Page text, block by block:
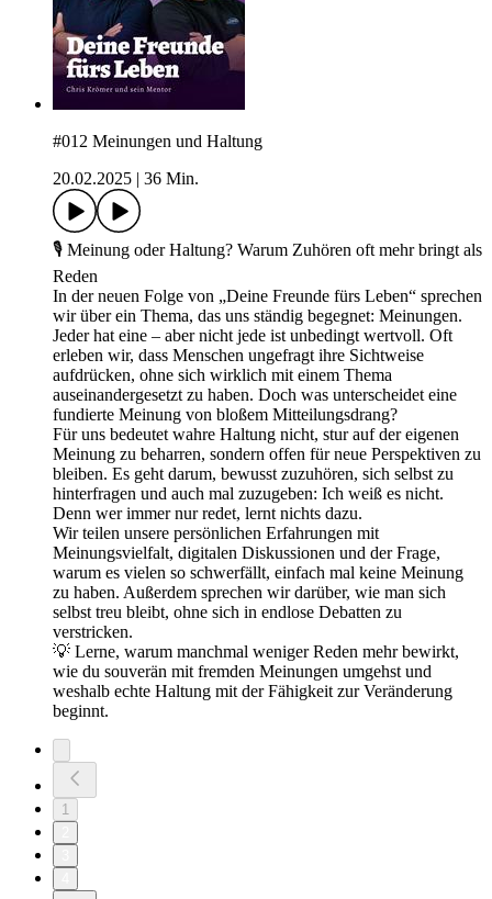
#012 Meinungen und Haltung
20.02.2025
36 Min.
🎙️ Meinung oder Haltung? Warum Zuhören oft mehr bringt als
Reden
In der neuen Folge von „Deine Freunde fürs Leben“ sprechen
wir über ein Thema, das uns ständig begegnet: Meinungen.
Jeder hat eine – aber nicht jede ist unbedingt wertvoll. Oft
erleben wir, dass Menschen ungefragt ihre Sichtweise
aufdrücken, ohne sich wirklich mit einem Thema
auseinandergesetzt zu haben. Doch was unterscheidet eine
fundierte Meinung von bloßem Mitteilungsdrang?
Für uns bedeutet wahre Haltung nicht, stur auf der eigenen
Meinung zu beharren, sondern offen für neue Perspektiven zu
bleiben. Es geht darum, bewusst zuzuhören, sich selbst zu
hinterfragen und auch mal zuzugeben: Ich weiß es nicht.
Denn wer immer nur redet, lernt nichts dazu.
Wir teilen unsere persönlichen Erfahrungen mit
Meinungsvielfalt, digitalen Diskussionen und der Frage,
warum es vielen so schwerfällt, einfach mal keine Meinung
zu haben. Außerdem sprechen wir darüber, wie man sich
selbst treu bleibt, ohne sich in endlose Debatten zu
verstricken.
💡 Lerne, warum manchmal weniger Reden mehr bewirkt,
wie du souverän mit fremden Meinungen umgehst und
weshalb echte Haltung mit der Fähigkeit zur Veränderung
beginnt.
1